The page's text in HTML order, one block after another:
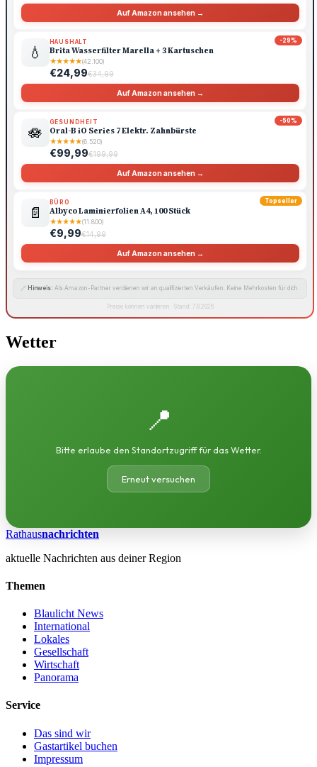
Auf Amazon ansehen →
-29%
💧
HAUSHALT
Brita Wasserfilter Marella + 3 Kartuschen
★★★★★(42.100)
€24,99€34,99
Auf Amazon ansehen →
-50%
🪷
GESUNDHEIT
Oral-B iO Series 7 Elektr. Zahnbürste
★★★★★(6.520)
€99,99€199,99
Auf Amazon ansehen →
Topseller
📄
BÜRO
Albyco Laminierfolien A4, 100 Stück
★★★★★(11.800)
€9,99€14,99
Auf Amazon ansehen →
🔗 Hinweis: Als Amazon-Partner verdienen wir an qualifizierten Verkäufen. Keine Mehrkosten für dich.
Preise können variieren · Stand: 7.8.2026
Wetter
📍
Bitte erlaube den Standortzugriff für das Wetter.
Erneut versuchen
Rathausnachrichten
aktuelle Nachrichten aus deiner Region
Themen
Blaulicht News
International
Lokales
Gesellschaft
Wirtschaft
Panorama
Service
Das sind wir
Gastartikel buchen
Impressum